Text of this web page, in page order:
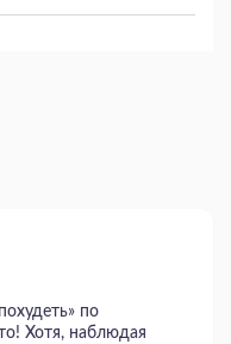
по
Хотя, наблюдая